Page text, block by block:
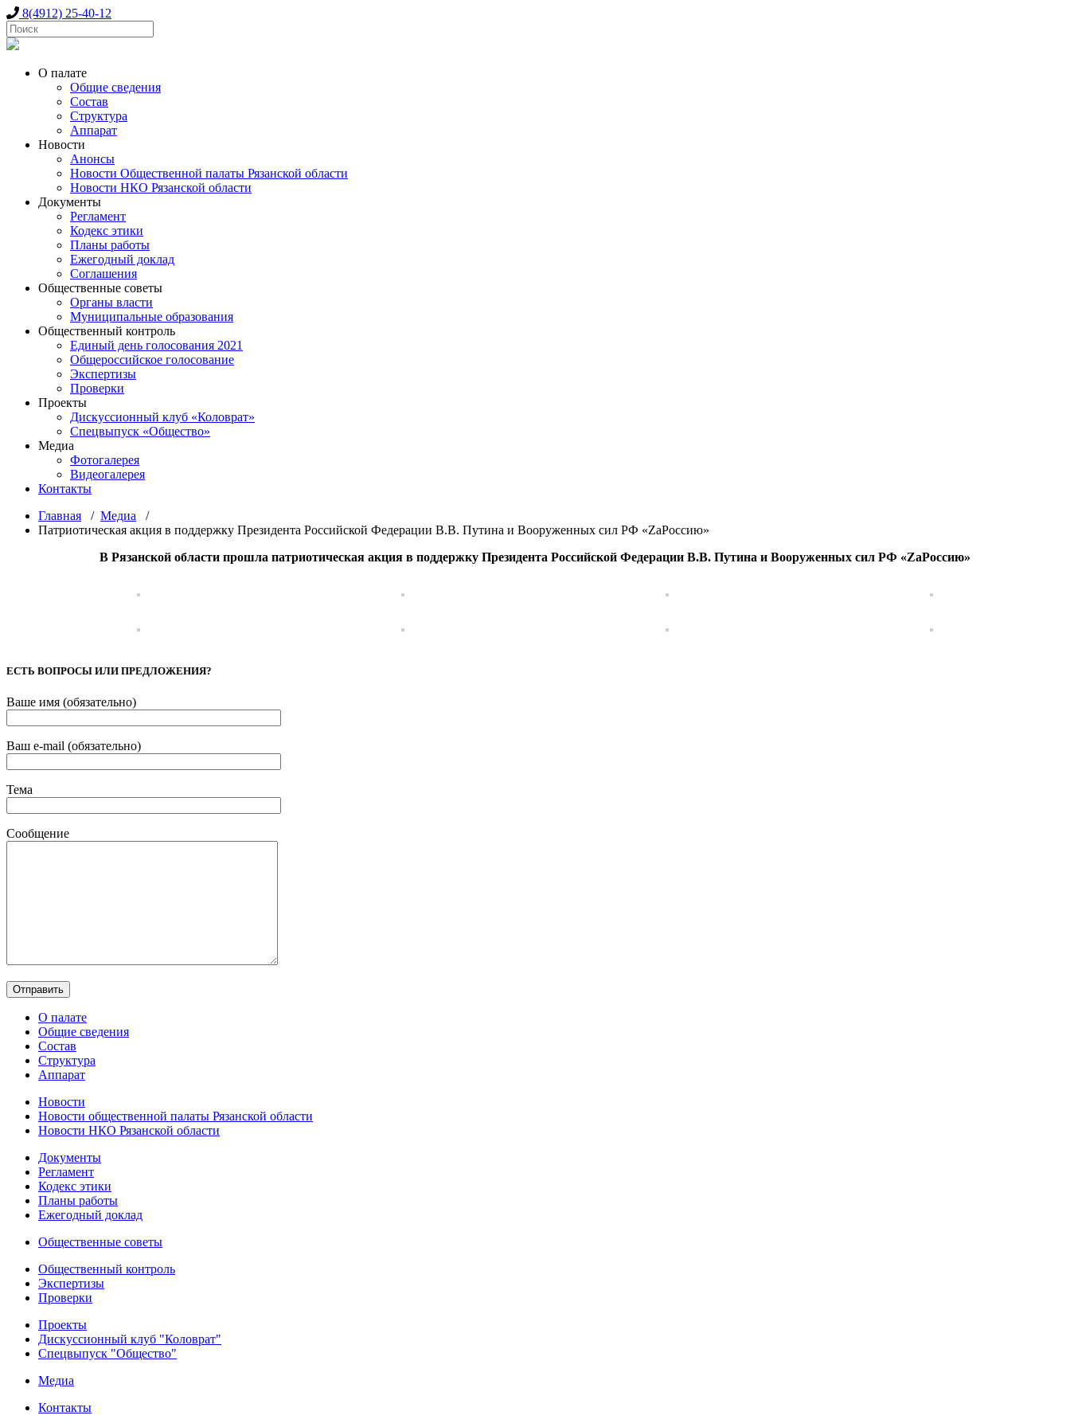
8(4912) 25-40-12
О палате
Общие сведения
Состав
Структура
Аппарат
Новости
Анонсы
Новости Общественной палаты Рязанской области
Новости НКО Рязанской области
Документы
Регламент
Кодекс этики
Планы работы
Ежегодный доклад
Соглашения
Общественные советы
Органы власти
Муниципальные образования
Общественный контроль
Единый день голосования 2021
Общероссийское голосование
Экспертизы
Проверки
Проекты
Дискуссионный клуб «Коловрат»
Спецвыпуск «Общество»
Медиа
Фотогалерея
Видеогалерея
Контакты
Главная / Медиа /
Патриотическая акция в поддержку Президента Российской Федерации В.В. Путина и Вооруженных сил РФ «ZаРоссию»
В Рязанской области прошла патриотическая акция в поддержку Президента Российской Федерации В.В. Путина и Вооруженных сил РФ «ZаРоссию»
ЕСТЬ ВОПРОСЫ ИЛИ ПРЕДЛОЖЕНИЯ?
Ваше имя (обязательно)
Ваш e-mail (обязательно)
Тема
Сообщение
О палате
Общие сведения
Состав
Структура
Аппарат
Новости
Новости общественной палаты Рязанской области
Новости НКО Рязанской области
Документы
Регламент
Кодекс этики
Планы работы
Ежегодный доклад
Общественные советы
Общественный контроль
Экспертизы
Проверки
Проекты
Дискуссионный клуб "Коловрат"
Спецвыпуск "Общество"
Медиа
Контакты